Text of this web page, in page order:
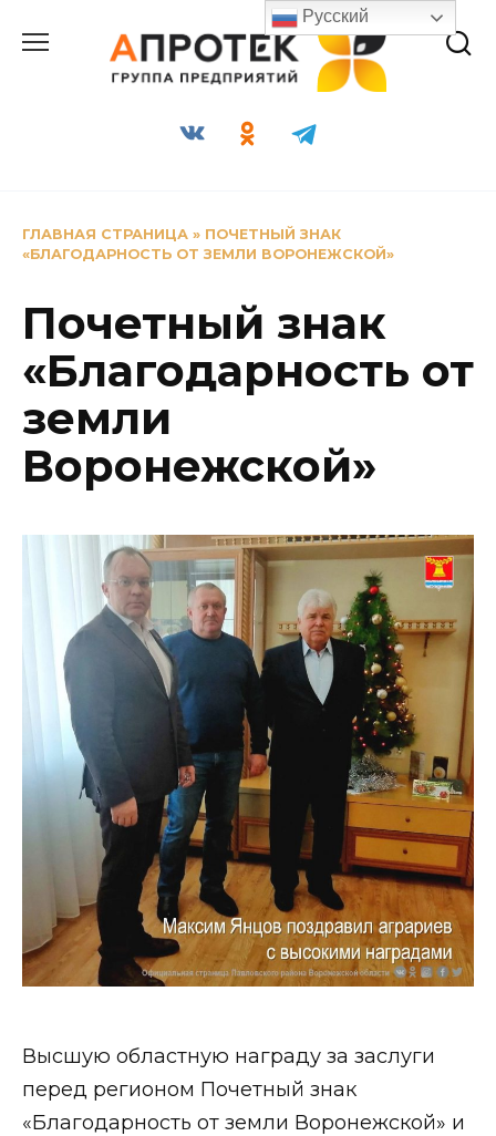
содержанию
ГЛАВНАЯ СТРАНИЦА » ПОЧЕТНЫЙ ЗНАК
«БЛАГОДАРНОСТЬ ОТ ЗЕМЛИ ВОРОНЕЖСКОЙ»
Почетный знак
«Благодарность от
земли
Воронежской»
Высшую областную награду за заслуги
перед регионом Почетный знак
«Благодарность от земли Воронежской» и
Русский